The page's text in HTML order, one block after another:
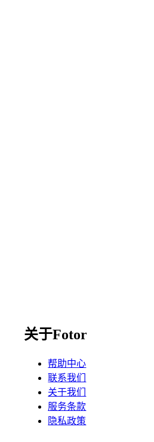
关于Fotor
帮助中心
联系我们
关于我们
服务条款
隐私政策